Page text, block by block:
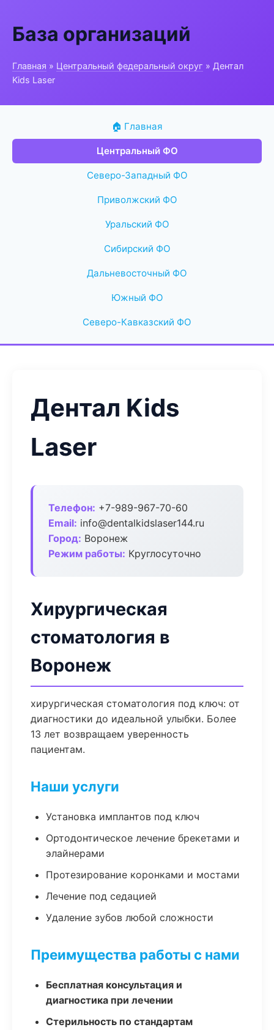
База организаций
Главная » Центральный федеральный округ » Дентал
Kids Laser
🏠 Главная
Центральный ФО
Северо-Западный ФО
Приволжский ФО
Уральский ФО
Сибирский ФО
Дальневосточный ФО
Южный ФО
Северо-Кавказский ФО
Дентал Kids
Laser
Телефон: +7-989-967-70-60
Email: info@dentalkidslaser144.ru
Город: Воронеж
Режим работы: Круглосуточно
Хирургическая
стоматология в
Воронеж
хирургическая стоматология под ключ: от
диагностики до идеальной улыбки. Более
13 лет возвращаем уверенность
пациентам.
Наши услуги
Установка имплантов под ключ
Ортодонтическое лечение брекетами и
элайнерами
Протезирование коронками и мостами
Лечение под седацией
Удаление зубов любой сложности
Преимущества работы с нами
Бесплатная консультация и
диагностика при лечении
Стерильность по стандартам